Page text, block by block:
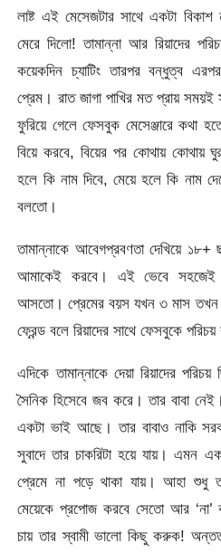
লাষ্ট এই মেসেজটার সাথে একটা বিকাশ
মেরে দিলো! তামান্না আর রিয়াদের
কয়েকদিন চ্যাটিং তারপর বন্ধুত্ব
প্রেম। রাত জাগা পাখির মত প্রায়
ফুরিয়ে গেলে ফেসবুক মেসেঞ্জারে কথা
বিয়ে করবে, বিয়ের পর কোথায় কোথায়
হলে কি নাম দিবে, মেয়ে হলে কি নাম
বলতো।
তামান্নাকে আবেগপ্রবণতা দেখিয়ে
আমাকেই করবে। এই ভেবে সহজেই
আসতো। প্রেমের বয়স যখন ৩ মাস তখন
ফ্রেন্ড বলে রিয়াদের সাথে ফেসবুকে
এদিকে তামান্নাকে দেয়া রিয়াদের পরিচয়
সৈনিক হিসেবে জব করে। তার বাবা
একটা ভাই আছে। তার বাবাও নাকি
সুবাদে তার চাকরিটা হয়ে যায়। এমন
প্রেমে না পড়ে থাকা যায়। আহা শুধু
মেয়েকে প্রপোজ করবে সেতো আর ‘না’
চায় তার স্বামী ভালো কিছু করুক!